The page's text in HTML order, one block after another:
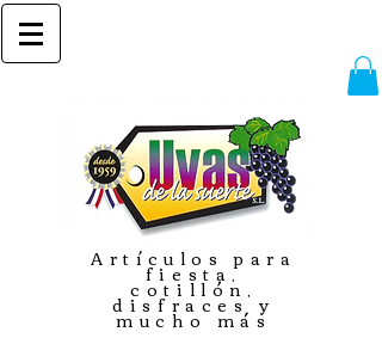
Artículos para
fiesta,
cotillón,
disfraces y
mucho más